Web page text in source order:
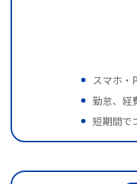
スマホ・
勤怠、経
短期間で